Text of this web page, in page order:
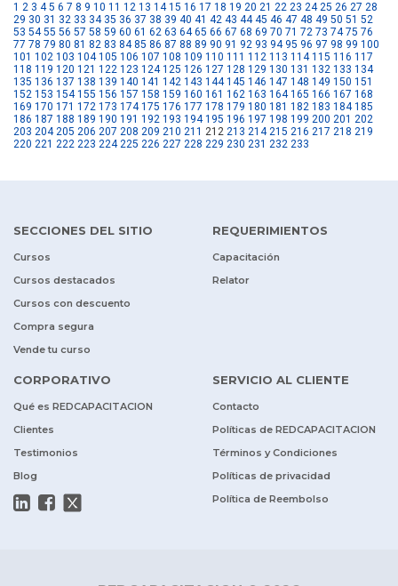
1 2 3 4 5 6 7 8 9 10 11 12 13 14 15 16 17 18 19 20 21 22 23 24 25 26 27 28
29 30 31 32 33 34 35 36 37 38 39 40 41 42 43 44 45 46 47 48 49 50 51 52
53 54 55 56 57 58 59 60 61 62 63 64 65 66 67 68 69 70 71 72 73 74 75 76
77 78 79 80 81 82 83 84 85 86 87 88 89 90 91 92 93 94 95 96 97 98 99 100
101 102 103 104 105 106 107 108 109 110 111 112 113 114 115 116 117
118 119 120 121 122 123 124 125 126 127 128 129 130 131 132 133 134
135 136 137 138 139 140 141 142 143 144 145 146 147 148 149 150 151
152 153 154 155 156 157 158 159 160 161 162 163 164 165 166 167 168
169 170 171 172 173 174 175 176 177 178 179 180 181 182 183 184 185
186 187 188 189 190 191 192 193 194 195 196 197 198 199 200 201 202
203 204 205 206 207 208 209 210 211 212 213 214 215 216 217 218 219
220 221 222 223 224 225 226 227 228 229 230 231 232 233
SECCIONES DEL SITIO
Cursos
Cursos destacados
Cursos con descuento
Compra segura
Vende tu curso
REQUERIMIENTOS
Capacitación
Relator
CORPORATIVO
Qué es REDCAPACITACION
Clientes
Testimonios
Blog
SERVICIO AL CLIENTE
Contacto
Políticas de REDCAPACITACION
Términos y Condiciones
Políticas de privacidad
Política de Reembolso